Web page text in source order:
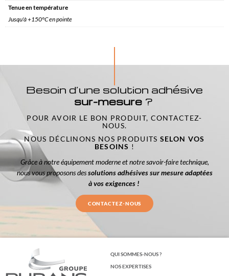
Tenue en température
Jusqu'à +150°C en pointe
Besoin d’une solution adhésive
sur-mesure?
POUR AVOIR LE BON PRODUIT, CONTACTEZ-
NOUS.
NOUS DÉCLINONS NOS PRODUITS SELON VOS
BESOINS !
Grâce à notre équipement moderne et notre savoir-faire technique,
nous vous proposons dessolutions adhésives sur mesure adaptées
à vos exigences !
CONTACTEZ-NOUS
QUI SOMMES-NOUS ?
NOS EXPERTISES